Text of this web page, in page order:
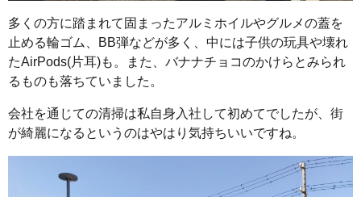
多くの方に踏まれて固まったアルミホイルやグルメの蓋を
止める輪ゴム、BB弾などが多く、中には子供の玩具や壊れ
たAirPods(片耳)も。また、バナナチョコのかけらとみられ
るものも落ちていました。
会社を通じての清掃は私自身入社して初めてでしたが、街
が綺麗になるというのはやはり気持ちいいですね。